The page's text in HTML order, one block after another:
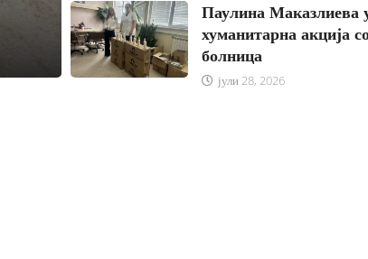
Паулина Маказлиева
хуманитарна акција
болница
јули 28, 2026